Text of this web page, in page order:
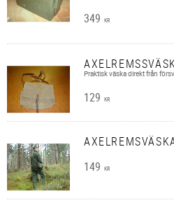
349 KR
Praktisk väska direkt från
129 KR
149 KR